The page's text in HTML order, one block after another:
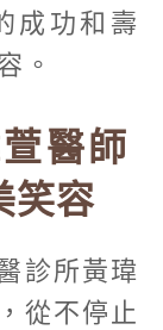
成功和壽
。
醫師
笑容
診所黃瑋
從不停止